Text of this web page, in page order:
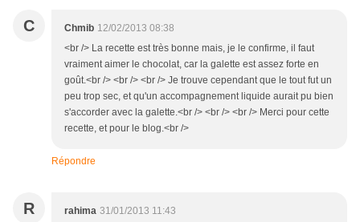
C Chmib 12/02/2013 08:38
<br /> La recette est très bonne mais, je le confirme, il faut
vraiment aimer le chocolat, car la galette est assez forte en
goût.<br /> <br /> <br /> Je trouve cependant que le tout fut un
peu trop sec, et qu'un accompagnement liquide aurait pu bien
s'accorder avec la galette.<br /> <br /> <br /> Merci pour cette
recette, et pour le blog.<br />
Répondre
R rahima 31/01/2013 11:43